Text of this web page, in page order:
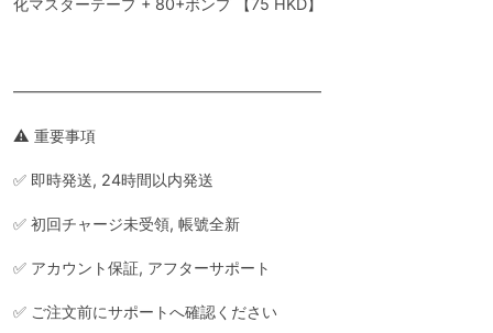
化マスターテープ + 80+ボンプ 【75 HKD】
━━━━━━━━━━━━━━━━━━━━
⚠️ 重要事項
✅ 即時発送, 24時間以内発送
✅ 初回チャージ未受領, 帳號全新
✅ アカウント保証, アフターサポート
✅ ご注文前にサポートへ確認ください